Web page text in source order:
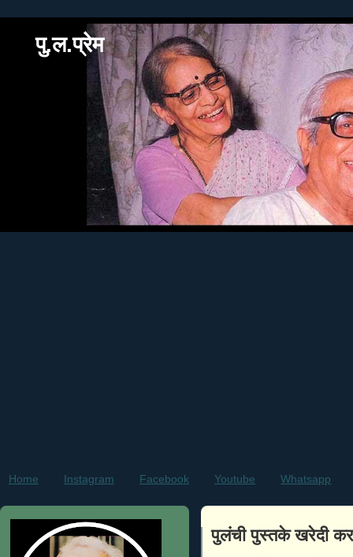
पु.ल.प्रेम
Home Instagram Facebook Youtube Whatsapp
पुलंची पुस्तके खरेदी